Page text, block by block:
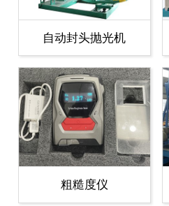
自动封头抛光机
粗糙度仪